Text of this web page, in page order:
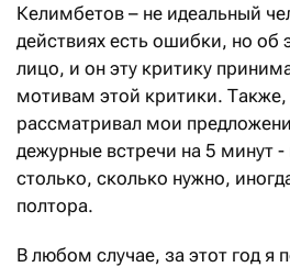
Келимбетов – не идеальный
действиях есть ошибки, но об
лицо, и он эту критику
мотивам этой критики. Также,
рассматривал мои
дежурные встречи на 5 минут
столько, сколько нужно,
полтора.
В любом случае, за этот год я